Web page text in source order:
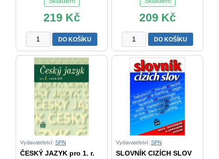
219 Kč
ČESKÝ
JAZYK
pro
gymnázií
Kostečka
množství
DO KOŠÍKU
209 Kč
ČESKÝ
JAZYK
pro
gymnázií
Kostečka
množství
DO KOŠÍKU
Vydavatelství: SPN
ČESKÝ JAZYK pro 1. r.
Vydavatelství: SPN
SLOVNÍK CIZÍCH SLOV